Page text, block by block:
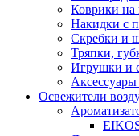
Коврики на
Накидки с
Скребки и
Тряпки,
Игрушки и
Аксессуары
Освежители